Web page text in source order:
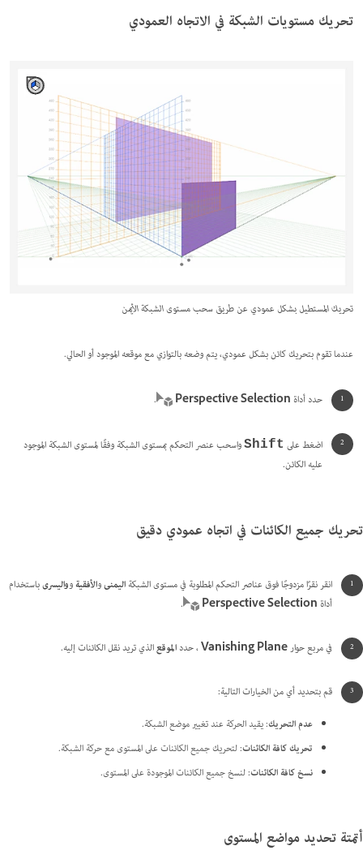
تحريك مستويات الشبكة في الاتجاه العمودي
تحريك المستطيل بشكل عمودي عن طريق سحب مستوى الشبكة الأيمن
عندما تقوم بتحريك كائن بشكل عمودي، يتم وضعه بالتوازي مع موقعه الموجود أو الحالي.
حدد أداةPerspective Selection
.
اضغط على Shiftواسحب عنصر التحكم بمستوى الشبكة وفقًا لمستوى الشبكة الموجود
عليه الكائن.
تحريك جميع الكائنات في اتجاه عمودي دقيق
انقر نقرًا مزدوجًا فوق عناصر التحكم المطلوبة في مستوى الشبكةاليمنىوالأفقيةوواليسرىباستخدام
أداةPerspective Selection
.
في مربع حوارVanishing Plane، حددالموقعالذي تريد نقل الكائنات إليه.
قم بتحديد أي من الخيارات التالية:
عدم التحريك: يقيد الحركة عند تغيير موضع الشبكة.
تحريك كافة الكائنات: لتحريك جميع الكائنات على المستوى مع حركة الشبكة.
نسخ كافة الكائنات: لنسخ جميع الكائنات الموجودة على المستوى.
أتمتة تحديد مواضع المستوى